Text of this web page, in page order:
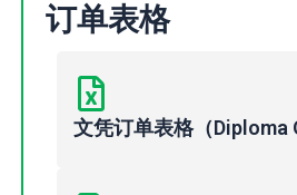
订单表格
文凭订单表格（Diploma